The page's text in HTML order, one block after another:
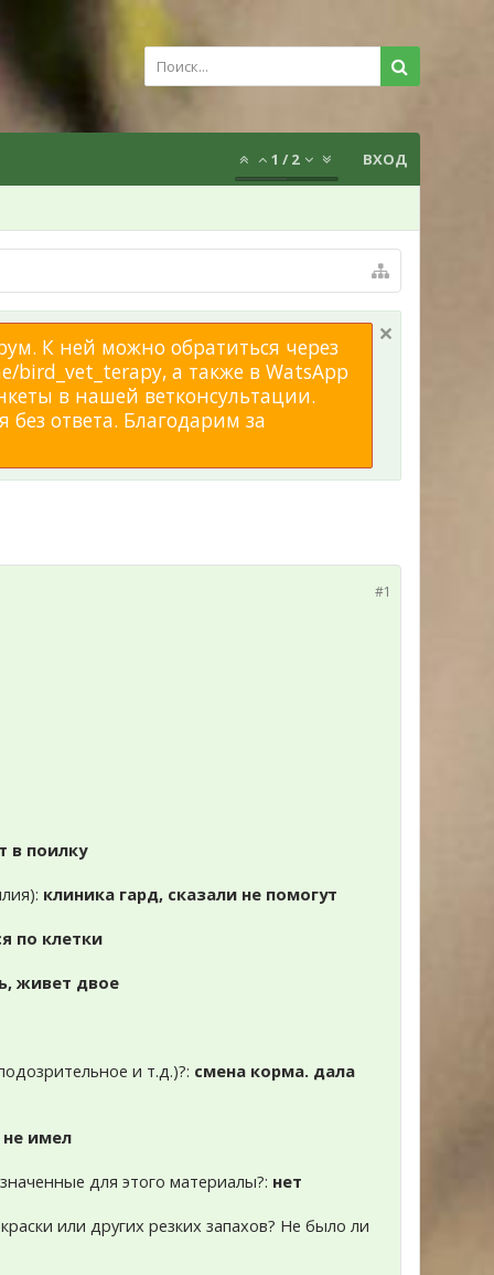
1 / 2 ВХОД
К ней можно обратиться через
bird_vet_terapy, а также в WatsApp
в нашей ветконсультации.
ответа. Благодарим за
#1
в поилку
клиника гард, сказали не помогут
по клетки
живет двое
и т.д.)?: смена корма. дала
не имел
для этого материалы?: нет
или других резких запахов? Не было ли